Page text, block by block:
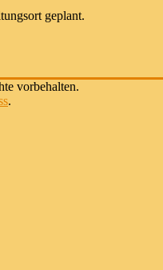
geplant.
vorbehalten.
.